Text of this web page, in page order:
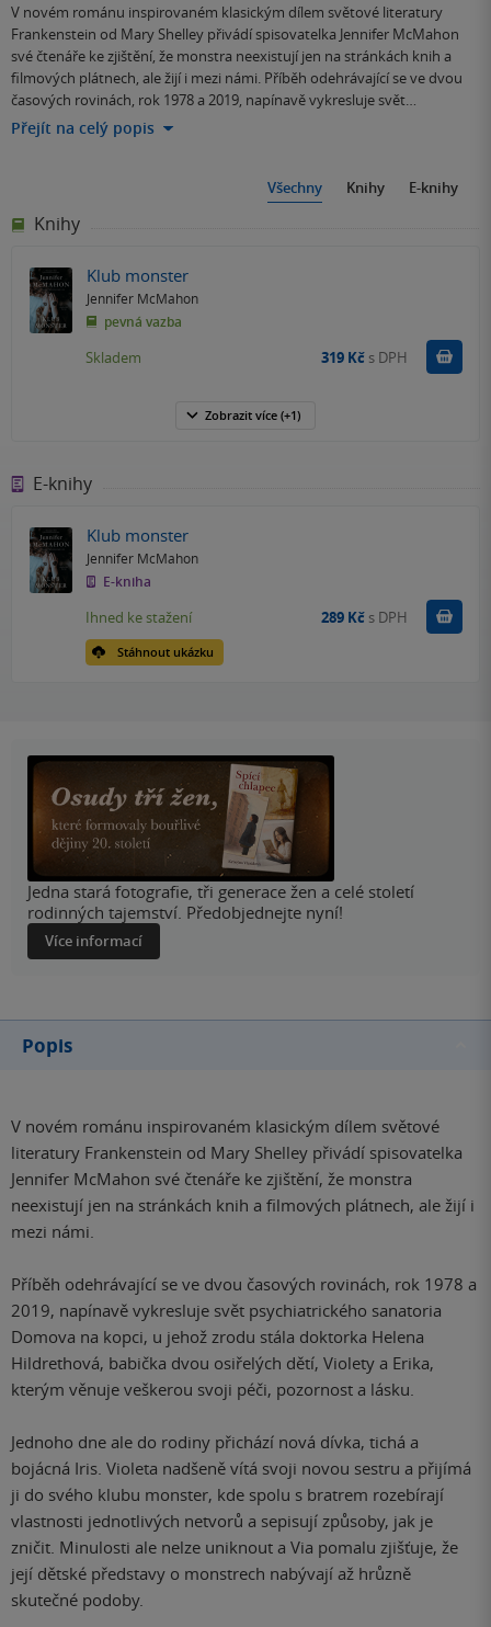
V novém románu inspirovaném klasickým dílem světové literatury
Frankenstein od Mary Shelley přivádí spisovatelka Jennifer McMahon
své čtenáře ke zjištění, že monstra neexistují jen na stránkách knih a
filmových plátnech, ale žijí i mezi námi. Příběh odehrávající se ve dvou
časových rovinách, rok 1978 a 2019, napínavě vykresluje svět…
Přejít na celý popis
Všechny Knihy E-knihy
Knihy
Klub monster
Jennifer McMahon
pevná vazba
Skladem 319 Kč s DPH
Zobrazit více (+1)
E-knihy
Klub monster
Jennifer McMahon
E-kniha
Stáhnout ukázku
Ihned ke stažení 289 Kč s DPH Koupit
Jedna stará fotografie, tři generace žen a celé století
rodinných tajemství. Předobjednejte nyní!
Více informací
Popis
V novém románu inspirovaném klasickým dílem světové
literatury Frankenstein od Mary Shelley přivádí spisovatelka
Jennifer McMahon své čtenáře ke zjištění, že monstra
neexistují jen na stránkách knih a filmových plátnech, ale žijí i
mezi námi.
Příběh odehrávající se ve dvou časových rovinách, rok 1978 a
2019, napínavě vykresluje svět psychiatrického sanatoria
Domova na kopci, u jehož zrodu stála doktorka Helena
Hildrethová, babička dvou osiřelých dětí, Violety a Erika,
kterým věnuje veškerou svoji péči, pozornost a lásku.
Jednoho dne ale do rodiny přichází nová dívka, tichá a
bojácná Iris. Violeta nadšeně vítá svoji novou sestru a přijímá
ji do svého klubu monster, kde spolu s bratrem rozebírají
vlastnosti jednotlivých netvorů a sepisují způsoby, jak je
zničit. Minulosti ale nelze uniknout a Via pomalu zjišťuje, že
její dětské představy o monstrech nabývají až hrůzně
skutečné podoby.